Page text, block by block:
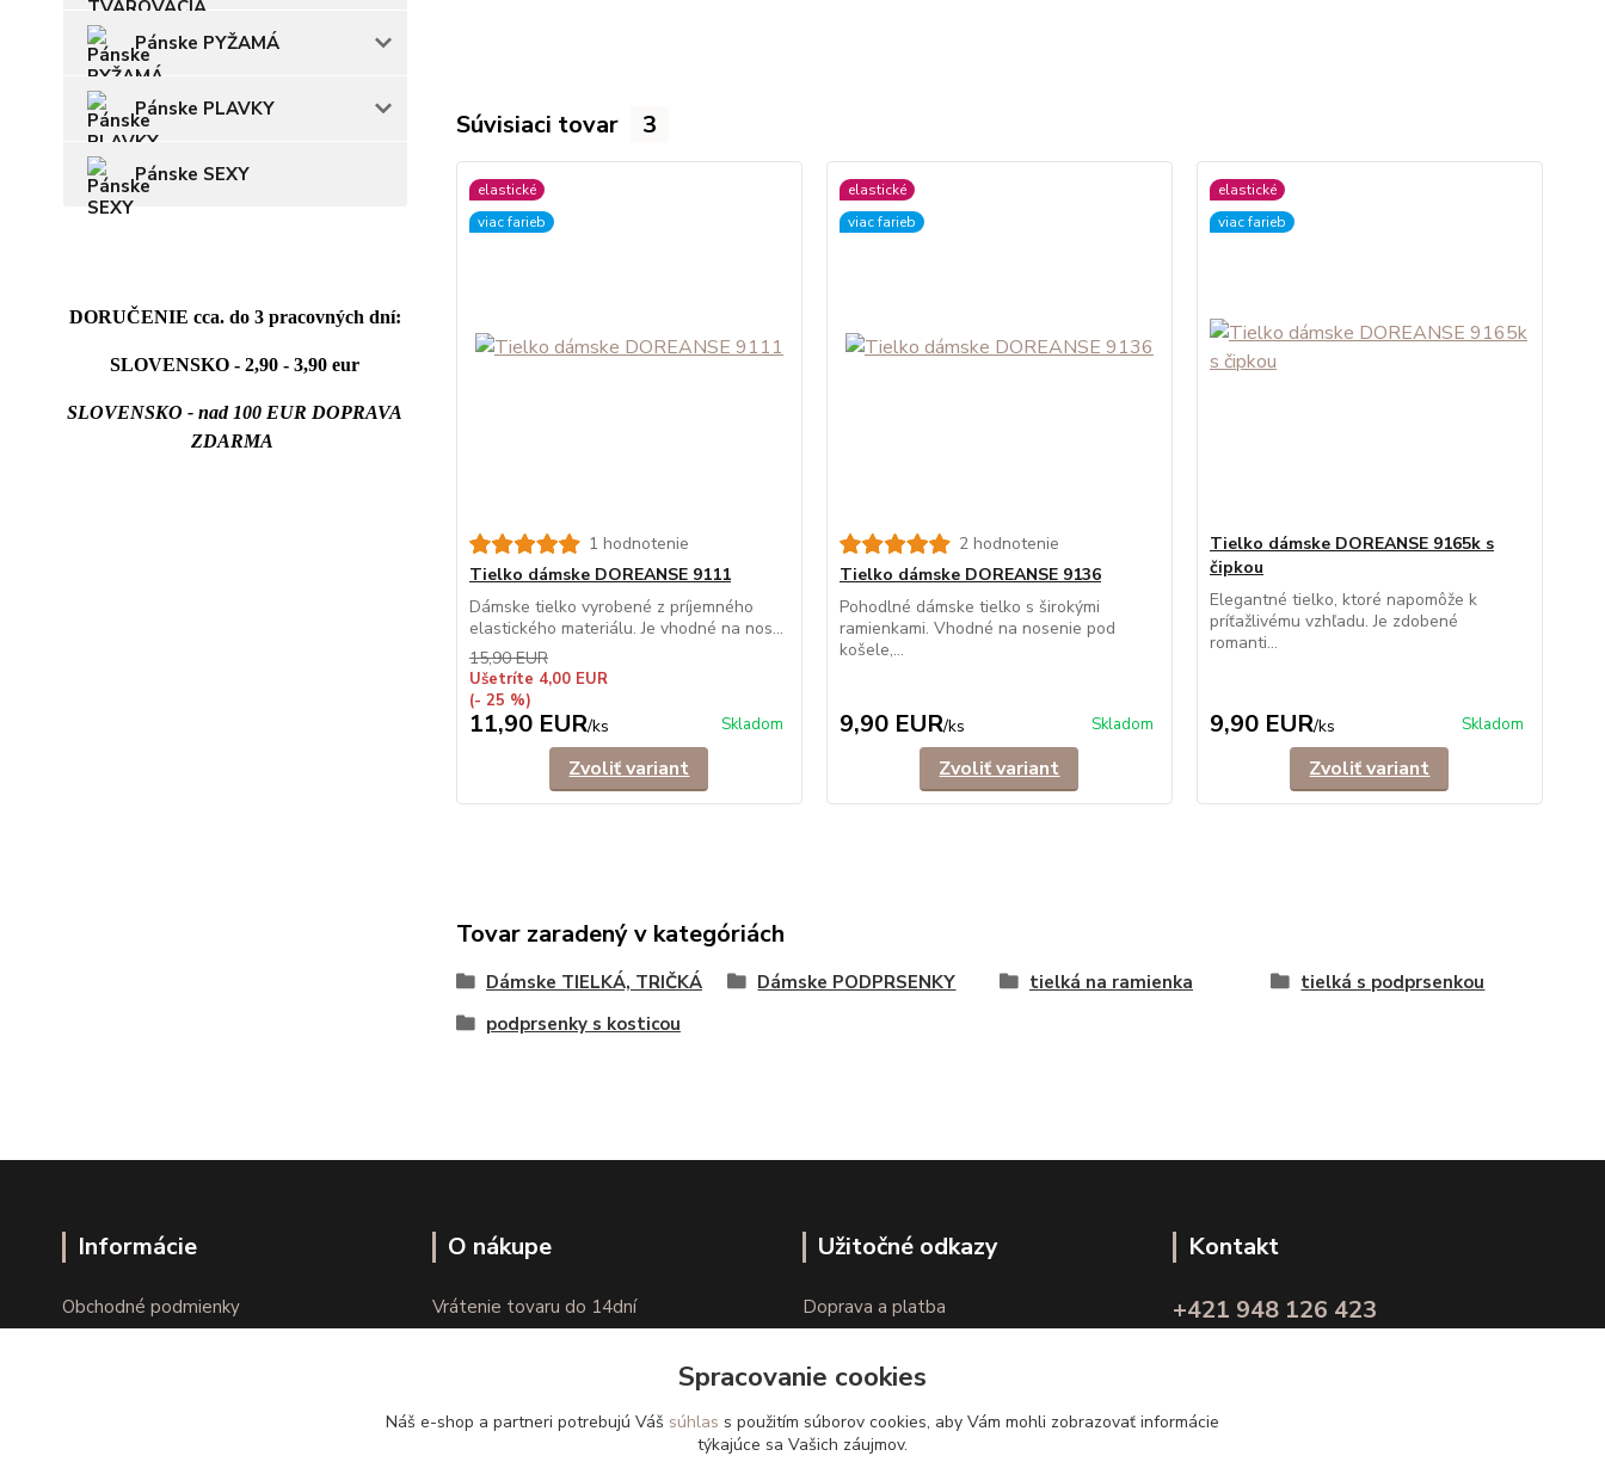
Pánske PYŽAMÁ
Pánske PLAVKY
Pánske SEXY
DORUČENIE cca. do 3 pracovných dní:
SLOVENSKO - 2,90 - 3,90 eur
SLOVENSKO - nad 100 EUR DOPRAVA
ZDARMA
Súvisiaci tovar 3
elastické
viac farieb
1 hodnotenie
Tielko dámske DOREANSE 9111
Dámske tielko vyrobené z príjemného
elastického materiálu. Je vhodné na nos...
15,90 EUR
Ušetríte 4,00 EUR
(- 25 %)
11,90 EUR/ks Skladom
Zvoliť variant
elastické
viac farieb
2 hodnotenie
Tielko dámske DOREANSE 9136
Pohodlné dámske tielko s širokými
ramienkami. Vhodné na nosenie pod
košele,...
9,90 EUR/ks Skladom
Zvoliť variant
elastické
viac farieb
Tielko dámske DOREANSE 9165k s
čipkou
Elegantné tielko, ktoré napomôže k
príťažlivému vzhľadu. Je zdobené
romanti...
9,90 EUR/ks Skladom
Zvoliť variant
Tovar zaradený v kategóriách
Dámske TIELKÁ, TRIČKÁ Dámske PODPRSENKY tielká na ramienka
tielká s podprsenkou
podprsenky s kosticou
Informácie
Obchodné podmienky
O nákupe
Vrátenie tovaru do 14dní
Užitočné odkazy
Doprava a platba
Kontakt
+421 948 126 423
Spracovanie cookies
Náš e-shop a partneri potrebujú Váš súhlas s použitím súborov cookies, aby Vám mohli zobrazovať informácie
týkajúce sa Vašich záujmov.